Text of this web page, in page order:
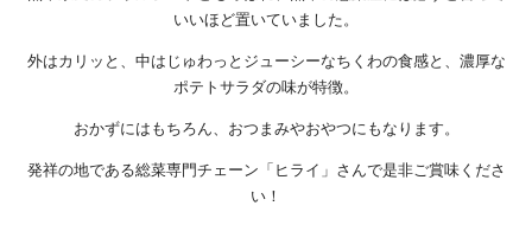
いいほど置いていました。
外はカリッと、中はじゅわっとジューシーなちくわの食感と、濃厚な
ポテトサラダの味が特徴。
おかずにはもちろん、おつまみやおやつにもなります。
発祥の地である総菜専門チェーン「ヒライ」さんで是非ご賞味くださ
い！